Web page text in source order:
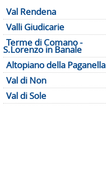
Val Rendena
Valli Giudicarie
Terme di Comano -
S.Lorenzo in Banale
Altopiano della Paganella
Val di Non
Val di Sole